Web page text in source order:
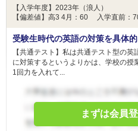
【入学年度】2023年（浪人）
【偏差値】高3 4月：60 入学直前：
受験生時代の英語の対策を具体的
【共通テスト】私は共通テスト型の
に対策するというよりかは、学校の授
1回力を入れて...
まずは会員